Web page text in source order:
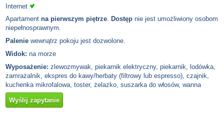
Internet
Apartament na pierwszym piętrze. Dostęp nie jest umożliwiony osobom
niepełnosprawnym.
Palenie wewnątrz pokoju jest dozwolone.
Widok: na morze
Wyposażenie: zlewozmywak, piekarnik elektryczny, piekarnik, lodówka,
zamrażalnik, ekspres do kawy/herbaty (filtrowy lub espresso), czajnik,
kuchenka mikrofalowa, toster, żelazko, suszarka do włosów, wanna
Wyślij zapytanie